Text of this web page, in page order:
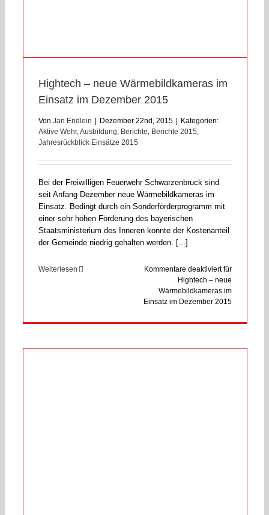
Hightech – neue Wärmebildkameras im
Einsatz im Dezember 2015
Von Jan Endlein Dezember 22nd, 2015
Kategorien:
Aktive Wehr,Ausbildung, Berichte, Berichte 2015,
Jahresrückblick Einsätze 2015
Bei der Freiwilligen Feuerwehr Schwarzenbruck sind
seit Anfang Dezember neue Wärmebildkameras im
Einsatz. Bedingt durch ein Sonderförderprogramm mit
einer sehr hohen Förderung des bayerischen
Staatsministerium des Inneren konnte der Kostenanteil
der Gemeinde niedrig gehalten werden. [...]
Weiterlesen Kommentare deaktiviertfür
Hightech – neue
Wärmebildkameras im
Einsatz im Dezember 2015